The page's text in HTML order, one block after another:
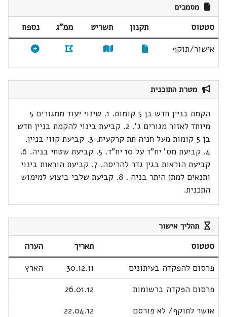
מסמכים
סטטוס תקנון תשריט ממ"ג
נספח
אישור/תוקף
מטרת התוכנית
הקמת בניין חדש בן 5 קומות. 1. שינוי יעוד ממגורים 5
מיוחד לאזור מגורים ג'. 2. קביעת בינוי להקמת בניין חדש
בן 5 קומות מעל חניה תת קרקעית. 3. קביעת קווי בניין.
4. קביעת מס' יח"ד על 10 יח"ד. 5. קביעת שטחי בניה. 6.
קביעת הוראות בגין גדר להריסה. 7. קביעת הוראות בינוי
ותנאים למתן היתר בניה . 8. קביעת שלבי ביצוע למימוש
התכנית.
תהליך אישור
סטטוס תאריך
הערה
פרסום להפקדה בעיתונים
30.12.11
הארץ
פרסום הפקדה ברשומות
26.01.12
אושר לתוקף/ לא פורסם
22.04.12